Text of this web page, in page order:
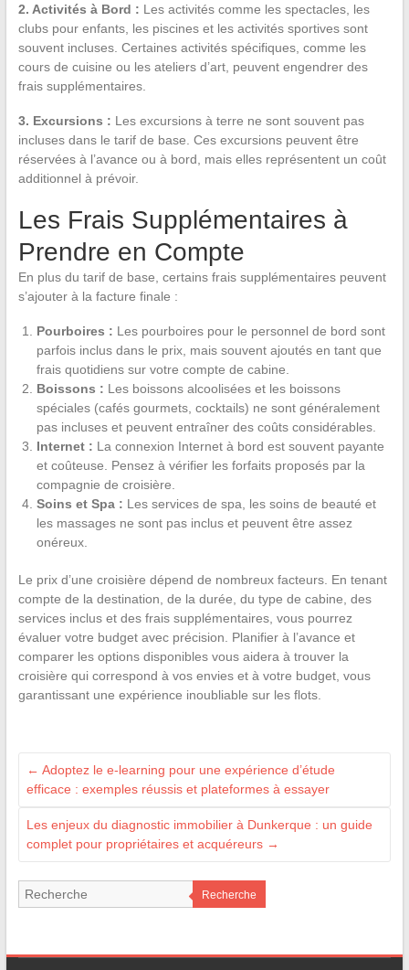
2. Activités à Bord : Les activités comme les spectacles, les
clubs pour enfants, les piscines et les activités sportives sont
souvent incluses. Certaines activités spécifiques, comme les
cours de cuisine ou les ateliers d’art, peuvent engendrer des
frais supplémentaires.
3. Excursions : Les excursions à terre ne sont souvent pas
incluses dans le tarif de base. Ces excursions peuvent être
réservées à l’avance ou à bord, mais elles représentent un coût
additionnel à prévoir.
Les Frais Supplémentaires à
Prendre en Compte
En plus du tarif de base, certains frais supplémentaires peuvent
s’ajouter à la facture finale :
Pourboires : Les pourboires pour le personnel de bord sont
parfois inclus dans le prix, mais souvent ajoutés en tant que
frais quotidiens sur votre compte de cabine.
Boissons : Les boissons alcoolisées et les boissons
spéciales (cafés gourmets, cocktails) ne sont généralement
pas incluses et peuvent entraîner des coûts considérables.
Internet : La connexion Internet à bord est souvent payante
et coûteuse. Pensez à vérifier les forfaits proposés par la
compagnie de croisière.
Soins et Spa : Les services de spa, les soins de beauté et
les massages ne sont pas inclus et peuvent être assez
onéreux.
Le prix d’une croisière dépend de nombreux facteurs. En tenant
compte de la destination, de la durée, du type de cabine, des
services inclus et des frais supplémentaires, vous pourrez
évaluer votre budget avec précision. Planifier à l’avance et
comparer les options disponibles vous aidera à trouver la
croisière qui correspond à vos envies et à votre budget, vous
garantissant une expérience inoubliable sur les flots.
← Adoptez le e-learning pour une expérience d’étude
efficace : exemples réussis et plateformes à essayer
Les enjeux du diagnostic immobilier à Dunkerque : un guide
complet pour propriétaires et acquéreurs →
Recherche